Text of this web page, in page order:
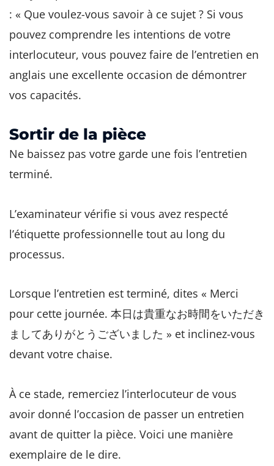
: « Que voulez-vous savoir à ce sujet ? Si vous
pouvez comprendre les intentions de votre
interlocuteur, vous pouvez faire de l’entretien en
anglais une excellente occasion de démontrer
vos capacités.
Sortir de la pièce
Ne baissez pas votre garde une fois l’entretien
terminé.
L’examinateur vérifie si vous avez respecté
l’étiquette professionnelle tout au long du
processus.
Lorsque l’entretien est terminé, dites « Merci
pour cette journée. 本日は貴重なお時間をいただき
ましてありがとうございました » et inclinez-vous
devant votre chaise.
À ce stade, remerciez l’interlocuteur de vous
avoir donné l’occasion de passer un entretien
avant de quitter la pièce. Voici une manière
exemplaire de le dire.